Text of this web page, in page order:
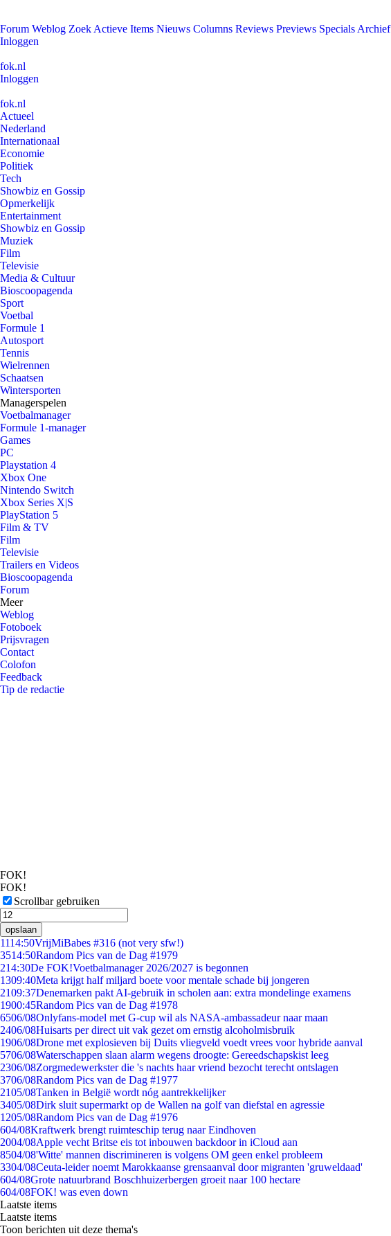
Forum Weblog Zoek Actieve Items Nieuws Columns Reviews Previews Specials Archief
Inloggen
fok.nl
Inloggen
fok.nl
Actueel
Nederland
Internationaal
Economie
Politiek
Tech
Showbiz en Gossip
Opmerkelijk
Entertainment
Showbiz en Gossip
Muziek
Film
Televisie
Media & Cultuur
Bioscoopagenda
Sport
Voetbal
Formule 1
Autosport
Tennis
Wielrennen
Schaatsen
Wintersporten
Managerspelen
Voetbalmanager
Formule 1-manager
Games
PC
Playstation 4
Xbox One
Nintendo Switch
Xbox Series X|S
PlayStation 5
Film & TV
Film
Televisie
Trailers en Videos
Bioscoopagenda
Forum
Meer
Weblog
Fotoboek
Prijsvragen
Contact
Colofon
Feedback
Tip de redactie
FOK!
FOK!
Scrollbar gebruiken
opslaan
1114:50VrijMiBabes #316 (not very sfw!)
3514:50Random Pics van de Dag #1979
214:30De FOK!Voetbalmanager 2026/2027 is begonnen
1309:40Meta krijgt half miljard boete voor mentale schade bij jongeren
2109:37Denemarken pakt AI-gebruik in scholen aan: extra mondelinge examens
1900:45Random Pics van de Dag #1978
6506/08Onlyfans-model met G-cup wil als NASA-ambassadeur naar maan
2406/08Huisarts per direct uit vak gezet om ernstig alcoholmisbruik
1906/08Drone met explosieven bij Duits vliegveld voedt vrees voor hybride aanval
5706/08Waterschappen slaan alarm wegens droogte: Gereedschapskist leeg
2306/08Zorgmedewerkster die 's nachts haar vriend bezocht terecht ontslagen
3706/08Random Pics van de Dag #1977
2105/08Tanken in België wordt nóg aantrekkelijker
3405/08Dirk sluit supermarkt op de Wallen na golf van diefstal en agressie
1205/08Random Pics van de Dag #1976
604/08Kraftwerk brengt ruimteschip terug naar Eindhoven
2004/08Apple vecht Britse eis tot inbouwen backdoor in iCloud aan
8504/08'Witte' mannen discrimineren is volgens OM geen enkel probleem
3304/08Ceuta-leider noemt Marokkaanse grensaanval door migranten 'gruweldaad'
604/08Grote natuurbrand Boschhuizerbergen groeit naar 100 hectare
604/08FOK! was even down
Laatste items
Laatste items
Toon berichten uit deze thema's